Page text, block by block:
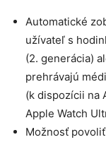
Automatické
užívateľ s
(2. generácia)
prehrávajú
(k dispozícii na
Apple Watch
Možnosť